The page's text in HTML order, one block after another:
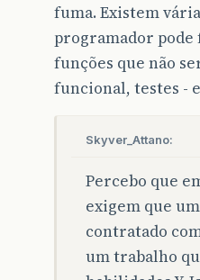
fuma. Existem
programador pode
funções que não
funcional, testes -
Skyver_Attano:
Percebo que
exigem que
contratado
um trabalho